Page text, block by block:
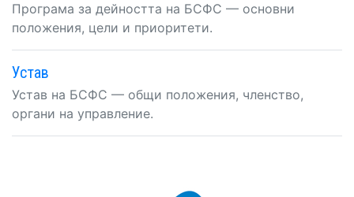
Програма за дейността на БСФС — основни
положения, цели и приоритети.
Устав
Устав на БСФС — общи положения, членство,
органи на управление.